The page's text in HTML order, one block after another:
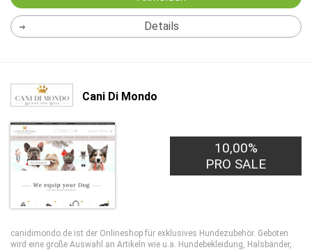
Details
Cani Di Mondo
10,00%
PRO SALE
canidimondo.de ist der Onlineshop für exklusives Hundezubehör. Geboten
wird eine große Auswahl an Artikeln wie u.a. Hundebekleidung, Halsbänder,